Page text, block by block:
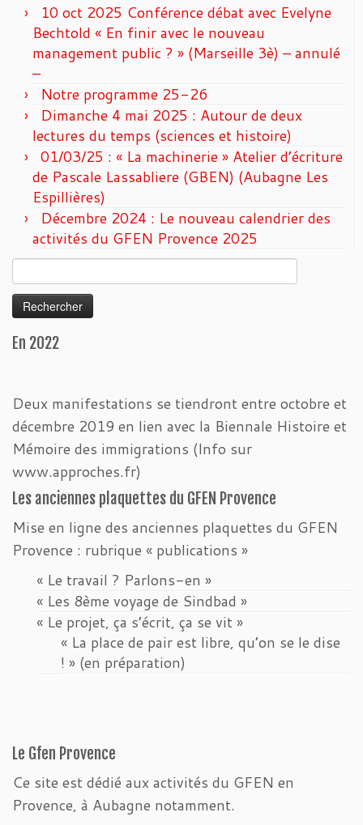
10 oct 2025 Conférence débat avec Evelyne
Bechtold « En finir avec le nouveau
management public ? » (Marseille 3è) – annulé
–
Notre programme 25-26
Dimanche 4 mai 2025 : Autour de deux
lectures du temps (sciences et histoire)
01/03/25 : « La machinerie » Atelier d’écriture
de Pascale Lassabliere (GBEN) (Aubagne Les
Espillières)
Décembre 2024 : Le nouveau calendrier des
activités du GFEN Provence 2025
Rechercher :
En 2022
Deux manifestations se tiendront entre octobre et
décembre 2019 en lien avec la Biennale Histoire et
Mémoire des immigrations (Info sur
www.approches.fr)
Les anciennes plaquettes du GFEN Provence
Mise en ligne des anciennes plaquettes du GFEN
Provence : rubrique « publications »
« Le travail ? Parlons-en »
« Les 8ème voyage de Sindbad »
« Le projet, ça s’écrit, ça se vit »
« La place de pair est libre, qu’on se le dise
! » (en préparation)
Le Gfen Provence
Ce site est dédié aux activités du GFEN en
Provence, à Aubagne notamment.